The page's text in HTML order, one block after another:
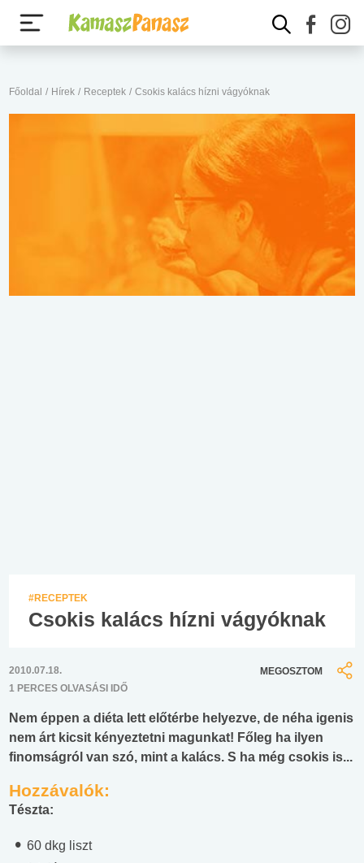
Főoldal / Hírek / Receptek / Csokis kalács hízni vágyóknak
#RECEPTEK
Csokis kalács hízni vágyóknak
2010.07.18.
1 PERCES OLVASÁSI IDŐ
MEGOSZTOM
Nem éppen a diéta lett előtérbe helyezve, de néha igenis
nem árt kicsit kényeztetni magunkat! Főleg ha ilyen
finomságról van szó, mint a kalács. S ha még csokis is...
Hozzávalók:
Tészta:
60 dkg liszt